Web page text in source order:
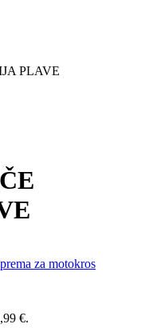
PLAVE
za motokros
€.